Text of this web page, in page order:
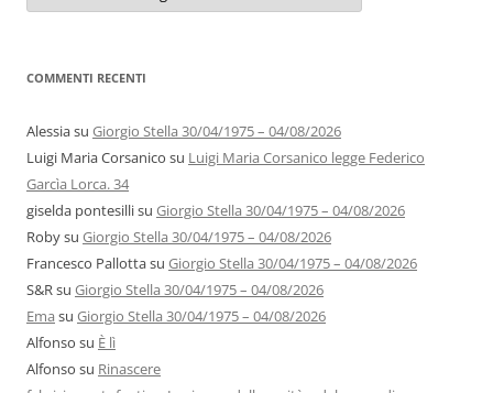
autori
COMMENTI RECENTI
Alessiasu Giorgio Stella 30/04/1975 – 04/08/2026
Luigi Maria Corsanico su Luigi Maria Corsanico legge Federico
Garcìa Lorca. 34
giselda pontesillisu Giorgio Stella 30/04/1975 – 04/08/2026
Robysu Giorgio Stella 30/04/1975 – 04/08/2026
Francesco Pallottasu Giorgio Stella 30/04/1975 – 04/08/2026
S&Rsu Giorgio Stella 30/04/1975 – 04/08/2026
Ema su Giorgio Stella 30/04/1975 – 04/08/2026
Alfonso su È lì
Alfonso su Rinascere